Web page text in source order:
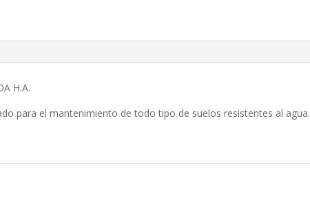
H.A.
para el mantenimiento de todo tipo de suelos resistentes al agua.